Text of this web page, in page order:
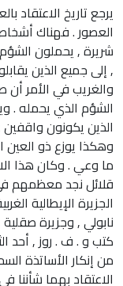
يرجع تاريخ الاعتقاد
العصور . فهناك
شريرة , يحملون
, إلى جميع الذين
والغريب في الأمر أن
الشؤم الذي يحمله .
الذين يكونون
وهكذا يوزع ذو العين
ما وعي . وكان هذا
قلائل نجد معظمهم في
الجزيرة الإيطالية
نابولي , وجزيرة
من إنكار الأساتذة
الاعتقاد بهما